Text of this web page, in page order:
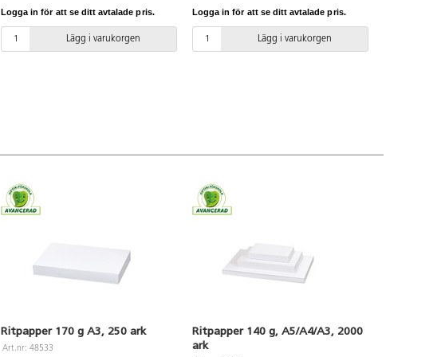
pappersmassa. FSC-certifierat. PVC-
fri.
Logga in för att se ditt avtalade pris.
Lägg i varukorgen
Logga in för att se ditt avtalade pris.
Lägg i varukorgen
Ritpapper 170 g A3, 250 ark
Art.nr: 48533
Ritpapper 140 g, A5/A4/A3, 2000
ark